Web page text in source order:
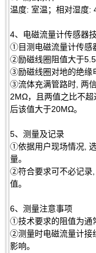
温度: 室温；相对湿度:
4、电磁流量计传感器
①目测电磁流量计传感
②励磁线圈阻值大于
③励磁线圈对地的绝缘
③流体充满管路时, 两
2MΩ，且两值之比不
后该值大于20MΩ。
5、测量及记录
①依据用户现场情况,
量。
②符合要求可不必记录,
值。
6、测量注意事项
①技术要求的阻值为通
②测量时电磁流量计接
影响。